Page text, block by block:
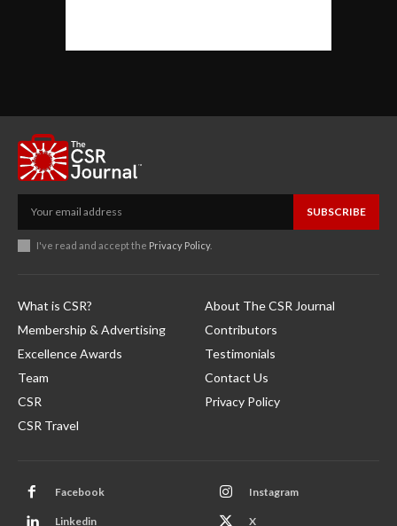
SUBSCRIBE
I've read and accept the Privacy Policy.
What is CSR?
Membership & Advertising
Excellence Awards
Team
CSR
CSR Travel
About The CSR Journal
Contributors
Testimonials
Contact Us
Privacy Policy
Facebook Instagram
Linkedin X